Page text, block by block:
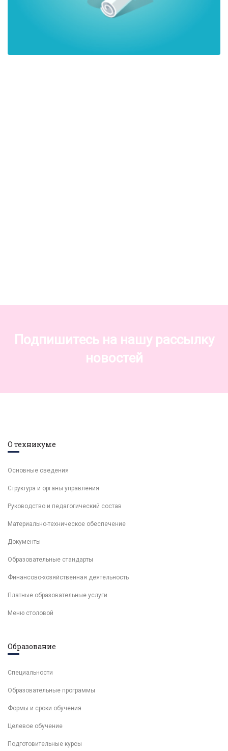
Подпишитесь на нашу рассылку
новостей
О техникуме
Основные сведения
Структура и органы управления
Руководство и педагогический состав
Материально-техническое обеспечение
Документы
Образовательные стандарты
Финансово-хозяйственная деятельность
Платные образовательные услуги
Меню столовой
Образование
Специальности
Образовательные программы
Формы и сроки обучения
Целевое обучение
Подготовительные курсы